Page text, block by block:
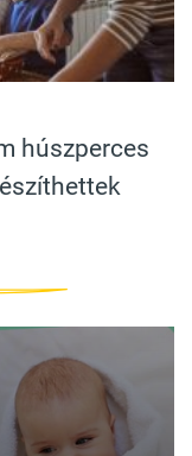
húszperces